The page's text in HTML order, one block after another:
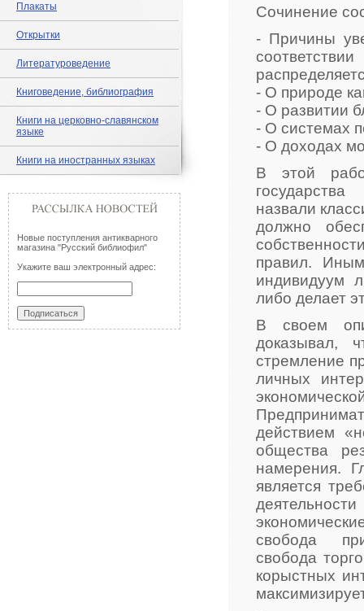
Плакаты
Открытки
Литературоведение
Книговедение, библиография
Книги на церковно-славянском
языке
Книги на иностранных языках
Новые поступления антикварного
магазина "Русский библиофил"
Укажите ваш электронный адрес:
Сочинение
- Причины
- О природе
- О развитии
- О системах
- О доходах
В этой
назвали
должно
правил.
индивидуум
либо делает
В своем
доказывал,
стремление
личных
действием
общества
намерения.
является
свобода
свобода
корыстных